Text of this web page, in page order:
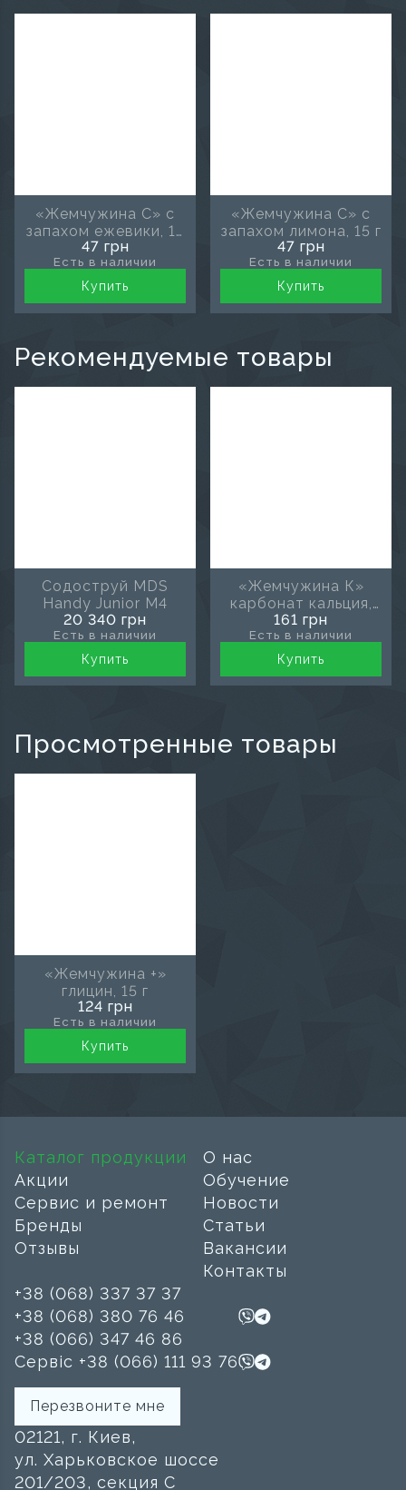
«Жемчужина С» с
запахом ежевики, 15
г
47 грн
Есть в наличии
Купить
«Жемчужина С» с
запахом лимона, 15 г
47 грн
Есть в наличии
Купить
Рекомендуемые товары
Содоструй MDS
Handy Junior M4
20 340 грн
Есть в наличии
Купить
«Жемчужина К»
карбонат кальция,
50 г
161 грн
Есть в наличии
Купить
Просмотренные товары
«Жемчужина +»
глицин, 15 г
124 грн
Есть в наличии
Купить
Каталог продукции
Акции
Сервис и ремонт
Бренды
Отзывы
О нас
Обучение
Новости
Статьи
Вакансии
Контакты
+38 (068) 337 37 37
+38 (068) 380 76 46
+38 (066) 347 46 86
Сервіс +38 (066) 111 93 76
Перезвоните мне
02121, г. Киев,
ул. Харьковское шоссе
201/203, секция C